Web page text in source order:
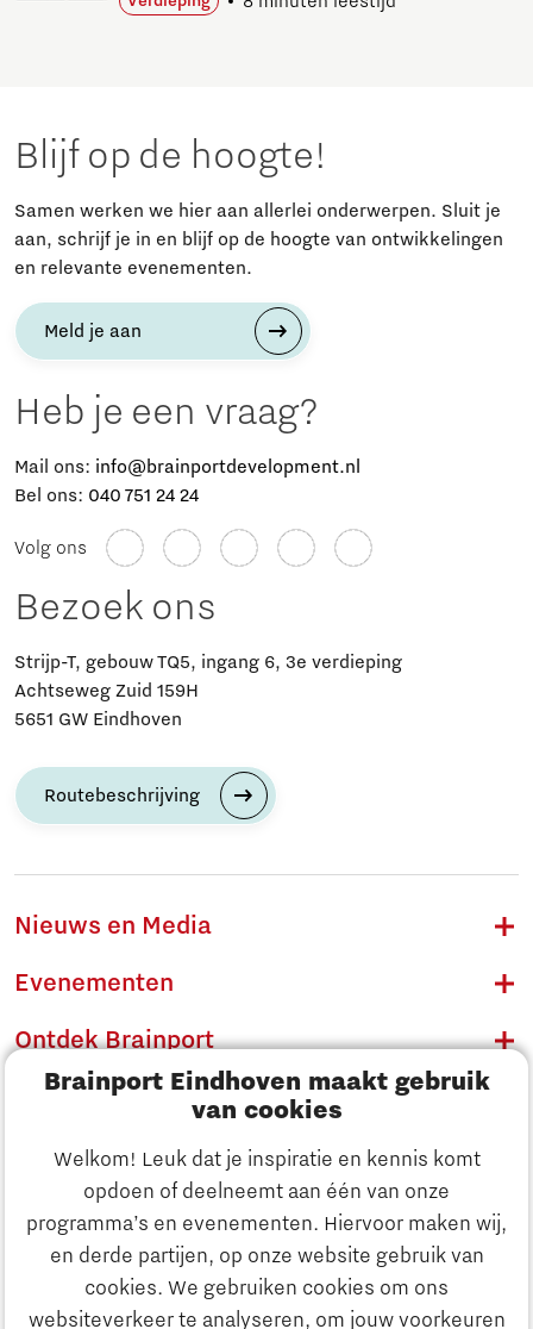
Brainport Eindhoven maakt gebruik
van cookies
Welkom! Leuk dat je inspiratie en kennis komt
opdoen of deelneemt aan één van onze
programma’s en evenementen. Hiervoor maken wij,
en derde partijen, op onze website gebruik van
cookies. We gebruiken cookies om ons
websiteverkeer te analyseren, om jouw voorkeuren
Ontdek Brainport
Blijf op de hoogte!
Samen werken we hier aan allerlei onderwerpen. Sluit je
aan, schrijf je in en blijf op de hoogte van ontwikkelingen
en relevante evenementen.
Meld je aan
Heb je een vraag?
Mail ons: info@brainportdevelopment.nl
Bel ons: 040 751 24 24
Volg ons
Bezoek ons
Strijp-T, gebouw TQ5, ingang 6, 3e verdieping
Achtseweg Zuid 159H
5651 GW Eindhoven
Routebeschrijving
Nieuws en Media
Evenementen
Ontdek Brainport
Innovatie
Ondernemen
Onderwijs
Maatschappelijk